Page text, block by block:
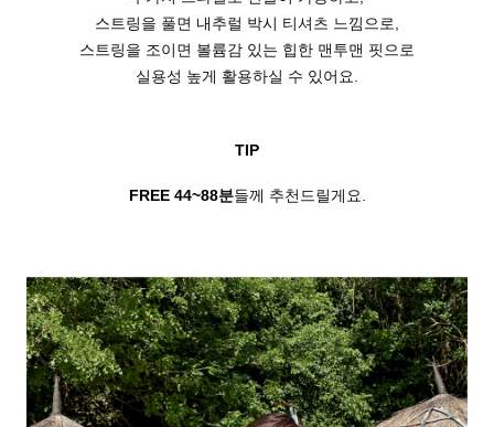
스트링을 풀면 내추럴 박시 티셔츠 느낌으로,
스트링을 조이면 볼륨감 있는 힙한 맨투맨 핏으로
실용성 높게 활용하실 수 있어요.
TIP
FREE 44~88분들께 추천드릴게요.